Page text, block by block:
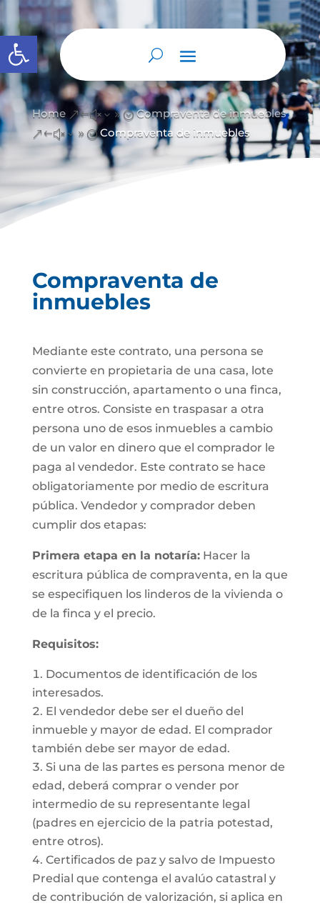
Abrir barra de herramientas
Home &#x39; Compraventa de inmuebles
&#x39; Compraventa de inmuebles
Compraventa de
inmuebles
Mediante este contrato, una persona se
convierte en propietaria de una casa, lote
sin construcción, apartamento o una finca,
entre otros. Consiste en traspasar a otra
persona uno de esos inmuebles a cambio
de un valor en dinero que el comprador le
paga al vendedor. Este contrato se hace
obligatoriamente por medio de escritura
pública. Vendedor y comprador deben
cumplir dos etapas:
Primera etapa en la notaría:Hacer la
escritura pública de compraventa, en la que
se especifiquen los linderos de la vivienda o
de la finca y el precio.
Requisitos:
Documentos de identificación de los
interesados.
El vendedor debe ser el dueño del
inmueble y mayor de edad. El comprador
también debe ser mayor de edad.
Si una de las partes es persona menor de
edad, deberá comprar o vender por
intermedio de su representante legal
(padres en ejercicio de la patria potestad,
entre otros).
Certificados de paz y salvo de Impuesto
Predial que contenga el avalúo catastral y
de contribución de valorización, si aplica en